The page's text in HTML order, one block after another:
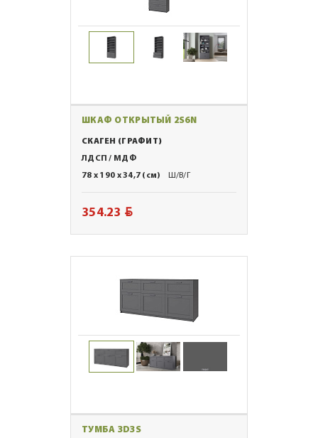
ШКАФ ОТКРЫТЫЙ 2S6N
СКАГЕН (ГРАФИТ)
ЛДСП / МДФ
78 x 190 x 34,7 (см)
Ш/В/Г
354.23 BYN
ТУМБА 3D3S